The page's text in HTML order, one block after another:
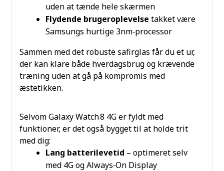
uden at tænde hele skærmen
Flydende brugeroplevelse takket være
Samsungs hurtige 3nm‑processor
Sammen med det robuste safirglas får du et ur,
der kan klare både hverdagsbrug og krævende
træning uden at gå på kompromis med
æstetikken.
Selvom Galaxy Watch 8 4G er fyldt med
funktioner, er det også bygget til at holde trit
med dig:
Lang batterilevetid – optimeret selv
med 4G og Always‑On Display